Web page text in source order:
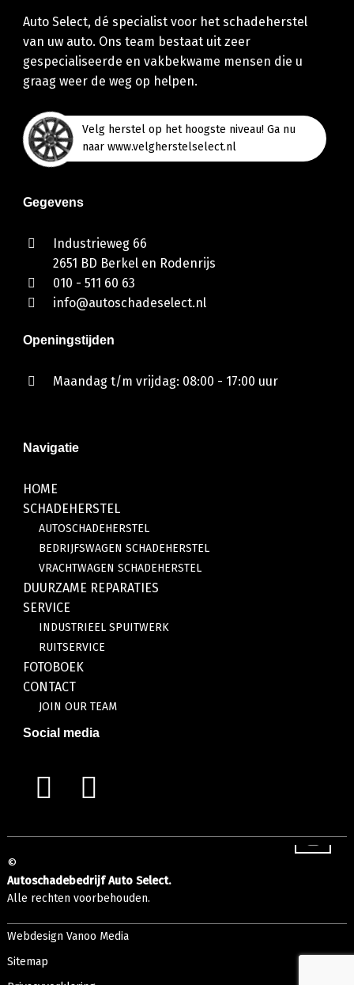
Auto Select, dé specialist voor het schadeherstel
van uw auto. Ons team bestaat uit zeer
gespecialiseerde en vakbekwame mensen die u
graag weer de weg op helpen.
Velg herstel op het hoogste niveau! Ga nu
naar www.velgherstelselect.nl
Gegevens
Industrieweg 66
2651 BD Berkel en Rodenrijs
010 - 511 60 63
info@autoschadeselect.nl
Openingstijden
Maandag t/m vrijdag: 08:00 - 17:00 uur
Navigatie
HOME
SCHADEHERSTEL
AUTOSCHADEHERSTEL
BEDRIJFSWAGEN SCHADEHERSTEL
VRACHTWAGEN SCHADEHERSTEL
DUURZAME REPARATIES
SERVICE
INDUSTRIEEL SPUITWERK
RUITSERVICE
FOTOBOEK
CONTACT
JOIN OUR TEAM
Social media
©
Autoschadebedrijf Auto Select.
Alle rechten voorbehouden.
Webdesign Vanoo Media
Sitemap